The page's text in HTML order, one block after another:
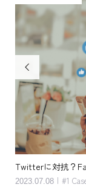

客単価アップ。キ
2023.05.08